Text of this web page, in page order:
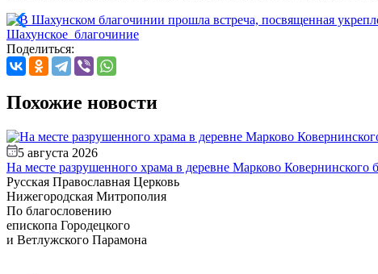
Шахунское_благочиние
Поделиться:
Похожие новости
5 августа 2026
На месте разрушенного храма в деревне Марково
Русская Православная Церковь
Нижегородская Митрополия
По благословению
епископа Городецкого
и Ветлужского Парамона